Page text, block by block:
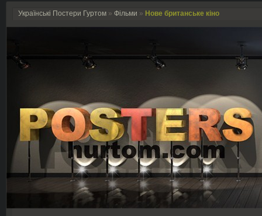
Українські Постери Гуртом » Фільми » Нове британське кіно